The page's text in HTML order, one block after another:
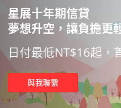
星展十年期信貸
夢想升空，讓負擔更
日付最低NT$16起，
與我聯繫